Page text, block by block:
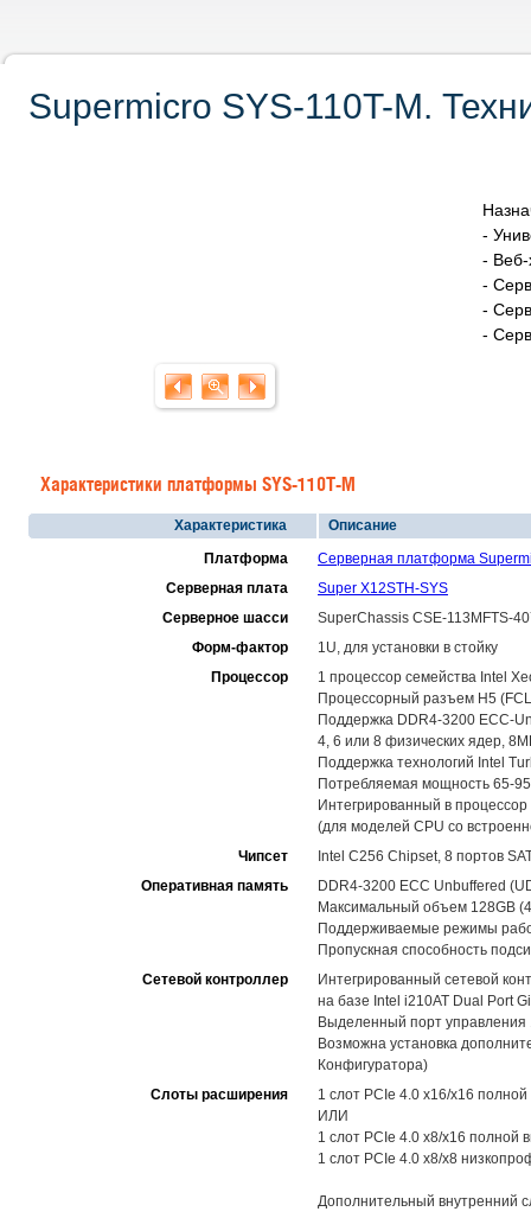
Supermicro SYS-110T-M.
-
- Веб-
-
-
-
Характеристики платформы SYS-110T-M
Характеристика
Описание
Платформа
Серверная платформа
Серверная плата
Super X12STH-SYS
Серверное шасси
SuperChassis CSE-113MFTS-
Форм-фактор
1U, для установки в стойку
Процессор
1 процессор семейства Intel
Процессорный разъем H5
Поддержка DDR4-3200 ECC-
4, 6 или 8 физических ядер,
Поддержка технологий Intel
Потребляемая мощность 65-
Интегрированный в
(для моделей CPU со
Чипсет
Intel C256 Chipset, 8 портов
Оперативная память
DDR4-3200 ECC Unbuffered
Максимальный объем 128GB
Поддерживаемые режимы
Пропускная способность
Сетевой контроллер
Интегрированный сетевой
на базе Intel i210AT Dual Port
Выделенный порт управления
Возможна установка
Конфигуратора)
Слоты расширения
1 слот PCIe 4.0 x16/x16
ИЛИ
1 слот PCIe 4.0 x8/x16 полной
1 слот PCIe 4.0 x8/x8
Дополнительный внутренний